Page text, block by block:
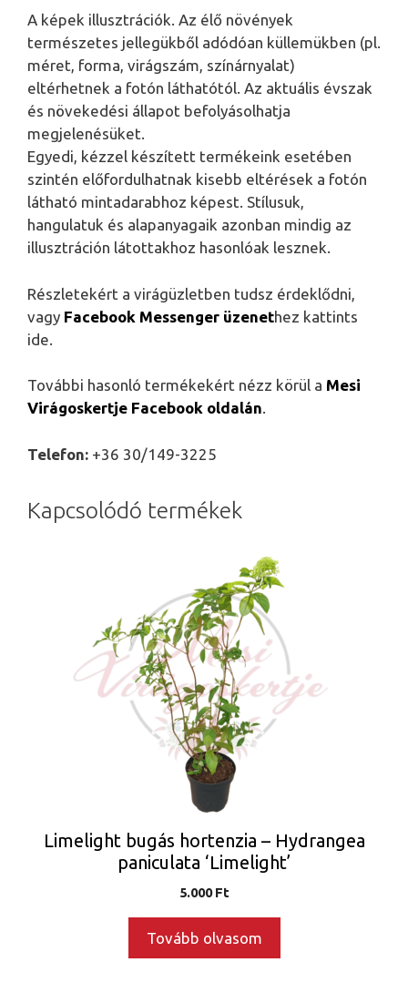
A képek illusztrációk. Az élő növények
természetes jellegükből adódóan küllemükben (pl.
méret, forma, virágszám, színárnyalat)
eltérhetnek a fotón láthatótól. Az aktuális évszak
és növekedési állapot befolyásolhatja
megjelenésüket.
Egyedi, kézzel készített termékeink esetében
szintén előfordulhatnak kisebb eltérések a fotón
látható mintadarabhoz képest. Stílusuk,
hangulatuk és alapanyagaik azonban mindig az
illusztráción látottakhoz hasonlóak lesznek.
Részletekért a virágüzletben tudsz érdeklődni,
vagy Facebook Messenger üzenethez kattints
ide.
További hasonló termékekért nézz körül a Mesi
Virágoskertje Facebook oldalán.
Telefon: +36 30/149-3225
Kapcsolódó termékek
Limelight bugás hortenzia – Hydrangea
paniculata ‘Limelight’
5.000Ft
Tovább olvasom